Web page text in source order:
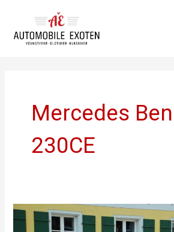
springen
Mercedes
230CE